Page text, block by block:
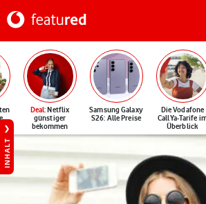
Deal: Netflix
günstiger
bekommen
Samsung Galaxy
S26: Alle Preise
Die Vodafone
CallYa-Tarife
Überblick
INHALT